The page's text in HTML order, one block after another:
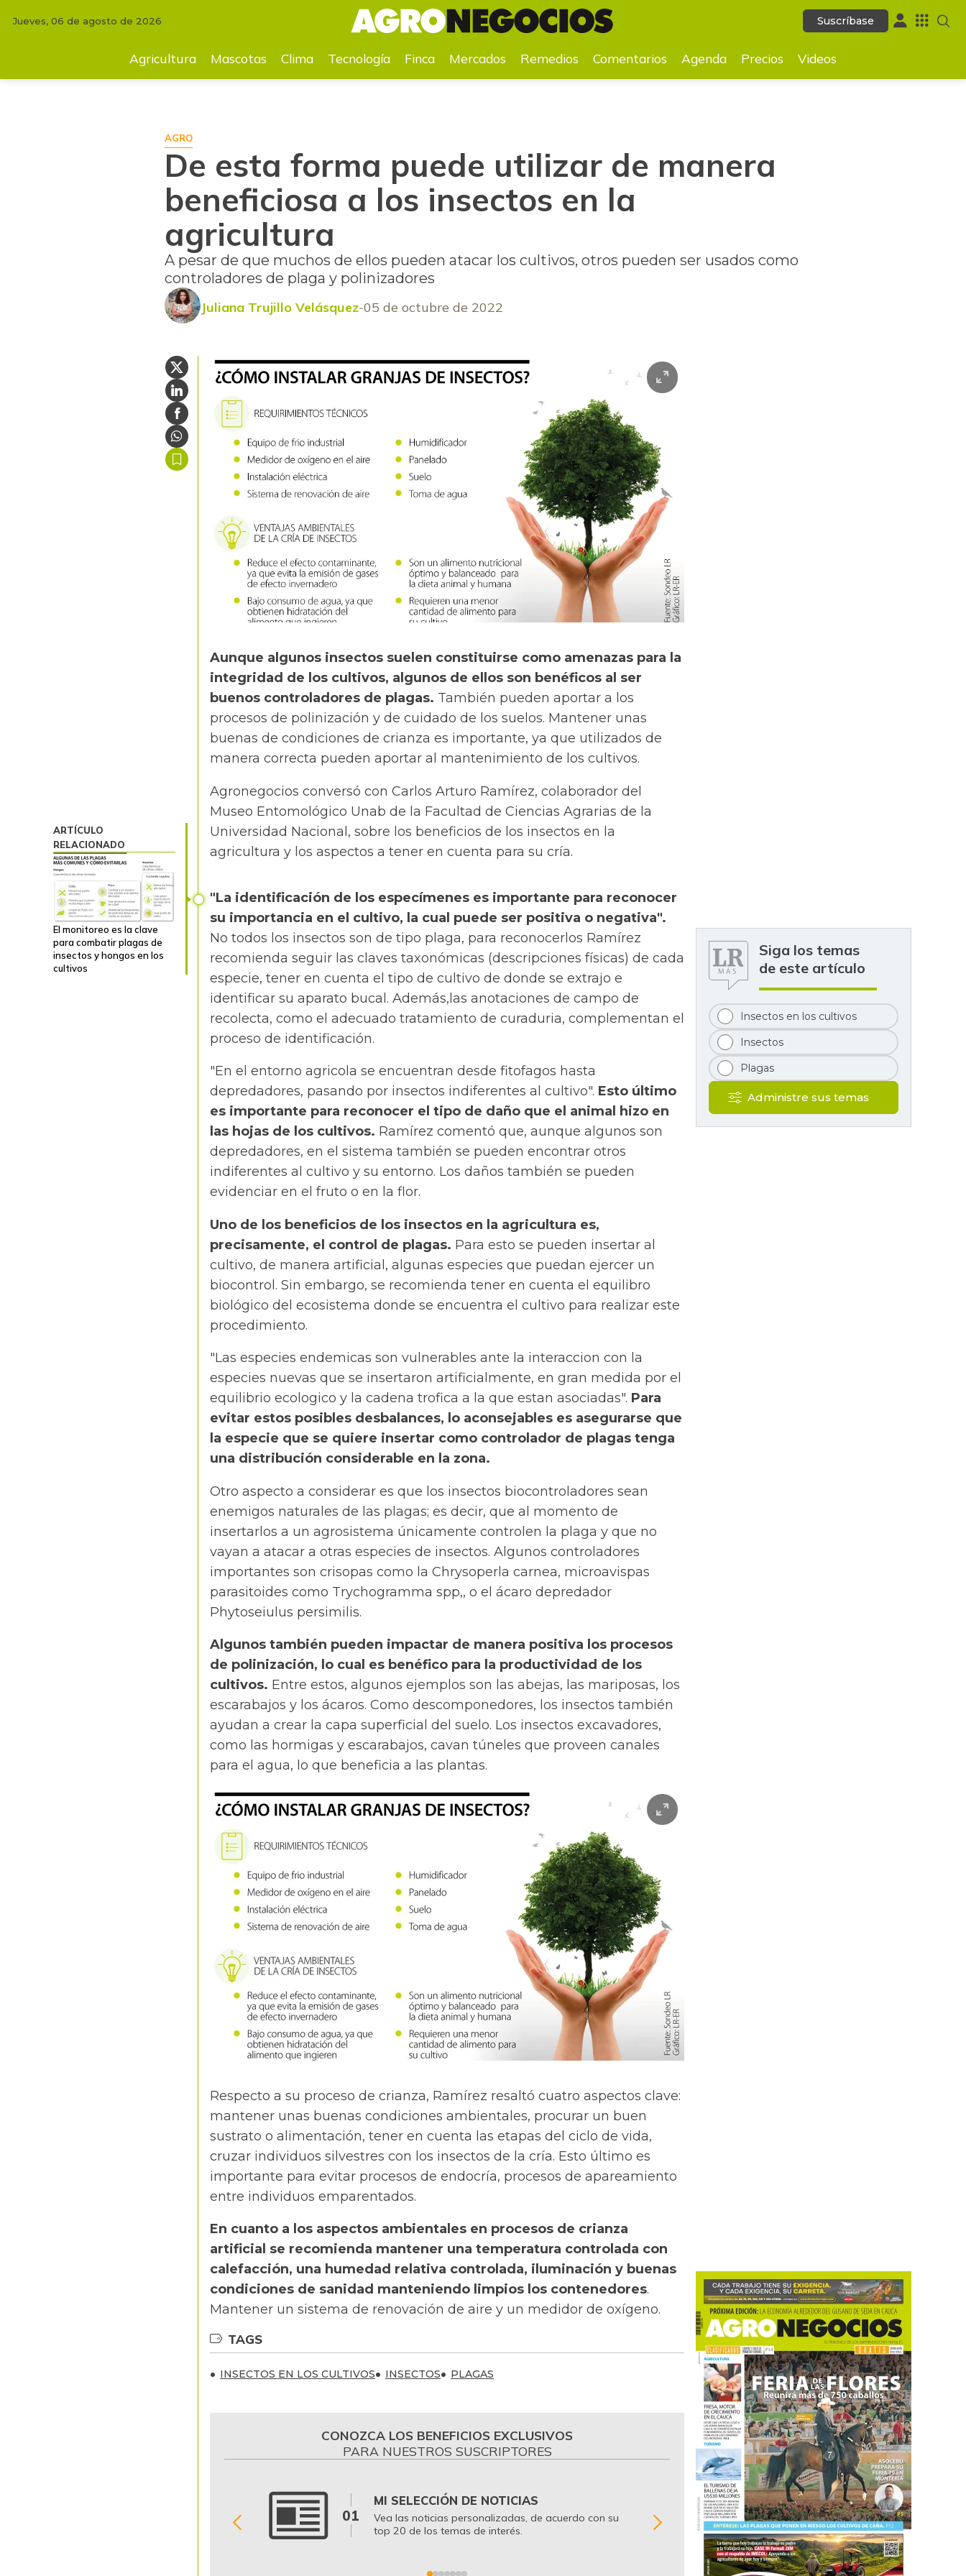
Suscríbase
De esta forma puede utilizar de manera beneficiosa a los insectos en la agricultura
Jueves, 06 de agosto de 2026 Suscríbase
Agricultura Mascotas Clima Tecnología Finca Mercados Remedios Comentarios Agenda Precios Videos
AGRO
De esta forma puede utilizar de manera
beneficiosa a los insectos en la
agricultura
A pesar de que muchos de ellos pueden atacar los cultivos, otros pueden ser usados como
controladores de plaga y polinizadores
Juliana Trujillo Velásquez 05 de octubre de 2022
Aunque algunos insectos suelen constituirse como amenazas para la
integridad de los cultivos, algunos de ellos son benéficos al ser
buenos controladores de plagas. También pueden aportar a los
procesos de polinización y de cuidado de los suelos. Mantener unas
buenas de condiciones de crianza es importante, ya que utilizados de
manera correcta pueden aportar al mantenimiento de los cultivos.
Agronegocios conversó con Carlos Arturo Ramírez, colaborador del
Museo Entomológico Unab de la Facultad de Ciencias Agrarias de la
Universidad Nacional, sobre los beneficios de los insectos en la
agricultura y los aspectos a tener en cuenta para su cría.
ARTÍCULO
RELACIONADO
El monitoreo es la clave
para combatir plagas de
insectos y hongos en los
cultivos
"La identificación de los especímenes es importante para reconocer
su importancia en el cultivo, la cual puede ser positiva o negativa".
No todos los insectos son de tipo plaga, para reconocerlos Ramírez
recomienda seguir las claves taxonómicas (descripciones físicas) de cada
especie, tener en cuenta el tipo de cultivo de donde se extrajo e
identificar su aparato bucal. Además,las anotaciones de campo de
recolecta, como el adecuado tratamiento de curaduria, complementan el
proceso de identificación.
"En el entorno agricola se encuentran desde fitofagos hasta
depredadores, pasando por insectos indiferentes al cultivo". Esto último
es importante para reconocer el tipo de daño que el animal hizo en
las hojas de los cultivos. Ramírez comentó que, aunque algunos son
depredadores, en el sistema también se pueden encontrar otros
indiferentes al cultivo y su entorno. Los daños también se pueden
evidenciar en el fruto o en la flor.
Uno de los beneficios de los insectos en la agricultura es,
precisamente, el control de plagas. Para esto se pueden insertar al
cultivo, de manera artificial, algunas especies que puedan ejercer un
biocontrol. Sin embargo, se recomienda tener en cuenta el equilibro
biológico del ecosistema donde se encuentra el cultivo para realizar este
procedimiento.
"Las especies endemicas son vulnerables ante la interaccion con la
especies nuevas que se insertaron artificialmente, en gran medida por el
equilibrio ecologico y la cadena trofica a la que estan asociadas". Para
evitar estos posibles desbalances, lo aconsejables es asegurarse que
la especie que se quiere insertar como controlador de plagas tenga
una distribución considerable en la zona.
Otro aspecto a considerar es que los insectos biocontroladores sean
enemigos naturales de las plagas; es decir, que al momento de
insertarlos a un agrosistema únicamente controlen la plaga y que no
vayan a atacar a otras especies de insectos. Algunos controladores
importantes son crisopas como la Chrysoperla carnea, microavispas
parasitoides como Trychogramma spp,, o el ácaro depredador
Phytoseiulus persimilis.
Algunos también pueden impactar de manera positiva los procesos
de polinización, lo cual es benéfico para la productividad de los
cultivos. Entre estos, algunos ejemplos son las abejas, las mariposas, los
escarabajos y los ácaros. Como descomponedores, los insectos también
ayudan a crear la capa superficial del suelo. Los insectos excavadores,
como las hormigas y escarabajos, cavan túneles que proveen canales
para el agua, lo que beneficia a las plantas.
Respecto a su proceso de crianza, Ramírez resaltó cuatro aspectos clave:
mantener unas buenas condiciones ambientales, procurar un buen
sustrato o alimentación, tener en cuenta las etapas del ciclo de vida,
cruzar individuos silvestres con los insectos de la cría. Esto último es
importante para evitar procesos de endocría, procesos de apareamiento
entre individuos emparentados.
En cuanto a los aspectos ambientales en procesos de crianza
artificial se recomienda mantener una temperatura controlada con
calefacción, una humedad relativa controlada, iluminación y buenas
condiciones de sanidad manteniendo limpios los contenedores.
Mantener un sistema de renovación de aire y un medidor de oxígeno.
TAGS
INSECTOS EN LOS CULTIVOS INSECTOS PLAGAS
CONOZCA LOS BENEFICIOS EXCLUSIVOS
PARA NUESTROS SUSCRIPTORES
01
MI SELECCIÓN DE NOTICIAS
Vea las noticias personalizadas, de acuerdo con su
top 20 de los temas de interés.
02
BITÁCORA EMPRESARIAL 10.000 LR
Recopilación clasificada por sectores
regiones del comportamiento general y
de las 10.000 primeras empresas en ventas
Colombia.
Siga los temas
de este artículo
Insectos en los cultivos
Insectos
Plagas
Administre sus temas